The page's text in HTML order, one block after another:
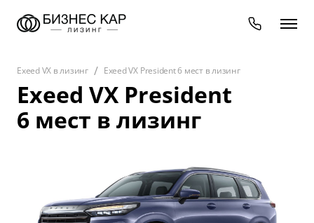
Exeed VX в лизинг Exeed VX President 6 мест в лизинг
Exeed VX President
6 мест в лизинг